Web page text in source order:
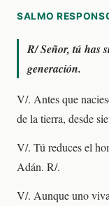
SALMO
R/Señor, tú has
generación.
V/. Antes que
de la tierra, desde
V/. Tú reduces el
Adán. R/.
V/. Aunque uno